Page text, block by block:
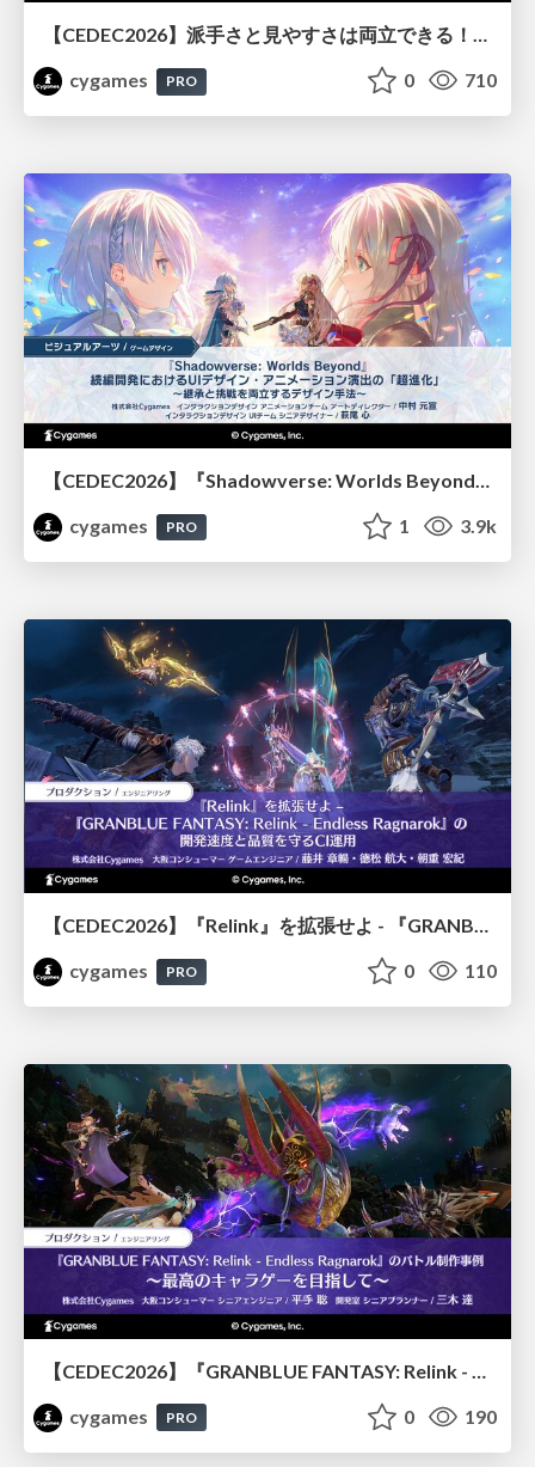
【CEDEC2026】派手さと見やすさは両立できる！『Shadowverse: Worlds Beyond』エフェクト・3D背景の超進化したビジュアル設計
cygames
PRO 0 710
【CEDEC2026】『Shadowverse: Worlds Beyond』続編開発におけるUIデザイン・アニメーション演出の「超進化」 ～継承と挑戦を両立するデザイン手法～
cygames
PRO 1 3.9k
【CEDEC2026】『Relink』を拡張せよ - 『GRANBLUE FANTASY: Relink - Endless Ragnarok』の開発速度と品質を守るCI運用
cygames
PRO 0 110
cygames
PRO 0 190